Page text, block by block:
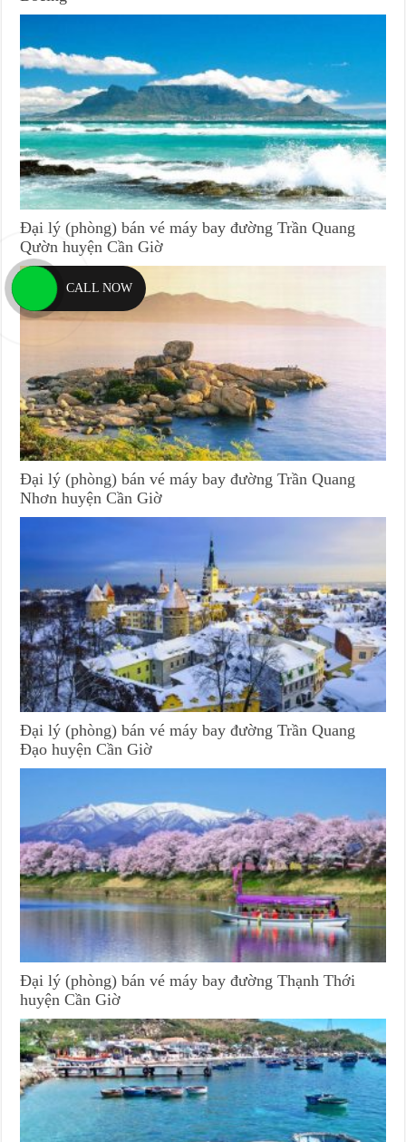
Đại lý (phòng) bán vé máy bay đường Trần Quang
Qườn huyện Cần Giờ
Đại lý (phòng) bán vé máy bay đường Trần Quang
Nhơn huyện Cần Giờ
Đại lý (phòng) bán vé máy bay đường Trần Quang
Đạo huyện Cần Giờ
Đại lý (phòng) bán vé máy bay đường Thạnh Thới
huyện Cần Giờ
CALL NOW